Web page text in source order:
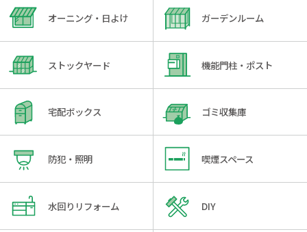
オーニング・日よけ ガーデンルーム
ストックヤード 機能門柱・ポスト
宅配ボックス ゴミ収集庫
防犯・照明 喫煙スペース
水回りリフォーム DIY